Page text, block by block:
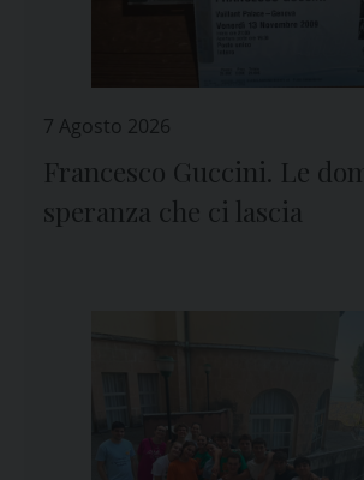
7 Agosto 2026
Francesco Guccini. Le
speranza che ci lascia